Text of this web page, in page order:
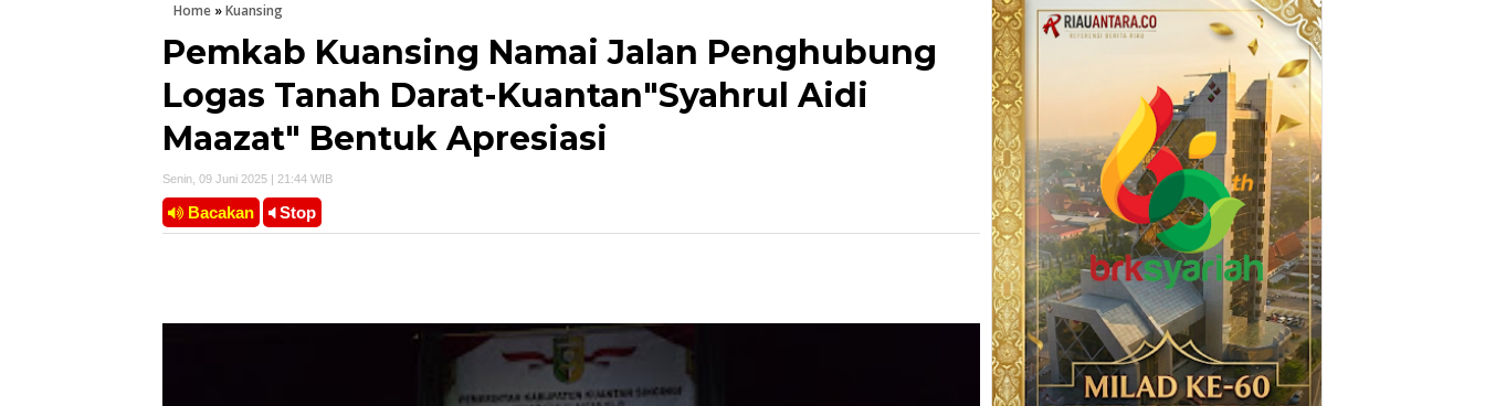
Home »Kuansing
Pemkab Kuansing Namai Jalan Penghubung
Logas Tanah Darat-Kuantan"Syahrul Aidi
Maazat" Bentuk Apresiasi
Senin, 09 Juni 2025 | 21:44 WIB
Bacakan Stop